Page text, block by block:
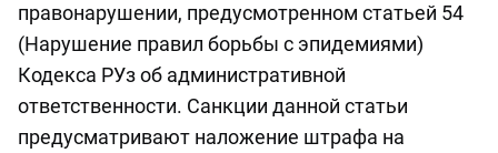
правонарушении, предусмотренном статьей 54
(Нарушение правил борьбы с эпидемиями)
Кодекса РУз об административной
ответственности. Санкции данной статьи
предусматривают наложение штрафа на